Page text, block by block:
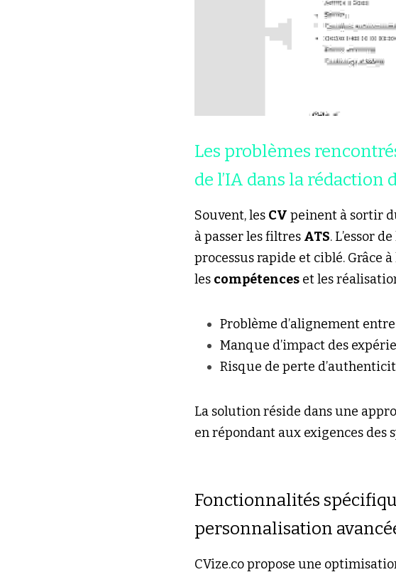
Les problèmes
de l’IA dans la rédaction
Souvent, les CV peinent à sortir
à passer les filtres ATS. L’essor de
processus rapide et ciblé. Grâce à
les compétences et les
Problème d’alignement entre
Manque d’impact des
Risque de perte
La solution réside dans une
en répondant aux exigences des
Fonctionnalités
personnalisation
CVize.co propose une